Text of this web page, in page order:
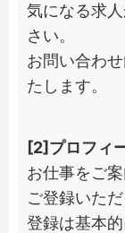
気になる求
さい。
お問い合わ
たします。
[2]プロフィ
お仕事をご
ご登録いただ
登録は基本